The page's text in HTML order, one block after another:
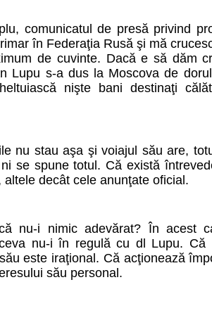
comunicatul de presă privind
în Federaţia Rusă şi mă
de cuvinte. Dacă e să dăm
Lupu s-a dus la Moscova de
nişte bani destinaţi
nu stau aşa şi voiajul său are,
se spune totul. Că există
altele decât cele anunţate oficial.
nu-i nimic adevărat? În acest
nu-i în regulă cu dl Lupu. Că
este iraţional. Că acţionează
său personal.